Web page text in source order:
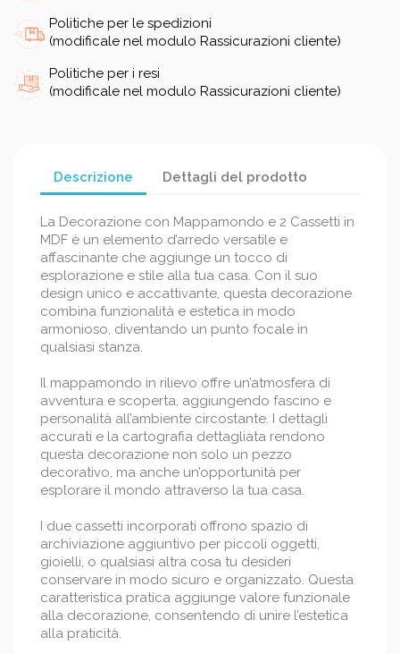
Politiche per le spedizioni
(modificale nel modulo Rassicurazioni cliente)
Politiche per i resi
(modificale nel modulo Rassicurazioni cliente)
Descrizione Dettagli del prodotto
La Decorazione con Mappamondo e 2 Cassetti in
MDF è un elemento d’arredo versatile e
affascinante che aggiunge un tocco di
esplorazione e stile alla tua casa. Con il suo
design unico e accattivante, questa decorazione
combina funzionalità e estetica in modo
armonioso, diventando un punto focale in
qualsiasi stanza.
Il mappamondo in rilievo offre un’atmosfera di
avventura e scoperta, aggiungendo fascino e
personalità all’ambiente circostante. I dettagli
accurati e la cartografia dettagliata rendono
questa decorazione non solo un pezzo
decorativo, ma anche un’opportunità per
esplorare il mondo attraverso la tua casa.
I due cassetti incorporati offrono spazio di
archiviazione aggiuntivo per piccoli oggetti,
gioielli, o qualsiasi altra cosa tu desideri
conservare in modo sicuro e organizzato. Questa
caratteristica pratica aggiunge valore funzionale
alla decorazione, consentendo di unire l’estetica
alla praticità.